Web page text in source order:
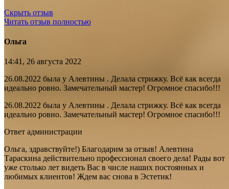
Скрыть отзыв
Читать отзыв полностью
Ольга
14:41, 26 августа 2022
26.08.2022 была у Алевтины . Делала стрижку. Всё как всегда
идеально ровно. Замечательный мастер! Огромное спасибо!!!
26.08.2022 была у Алевтины . Делала стрижку. Всё как всегда
идеально ровно. Замечательный мастер! Огромное спасибо!!!
Ответ администрации
Ольга, здравствуйте!) Благодарим за отзыв! Алевтина
Тараскина действительно профессионал своего дела! Рады вот
уже столько лет видеть Вас в числе наших постоянных и
любимых клиентов! Ждем вас снова в Эстетик!